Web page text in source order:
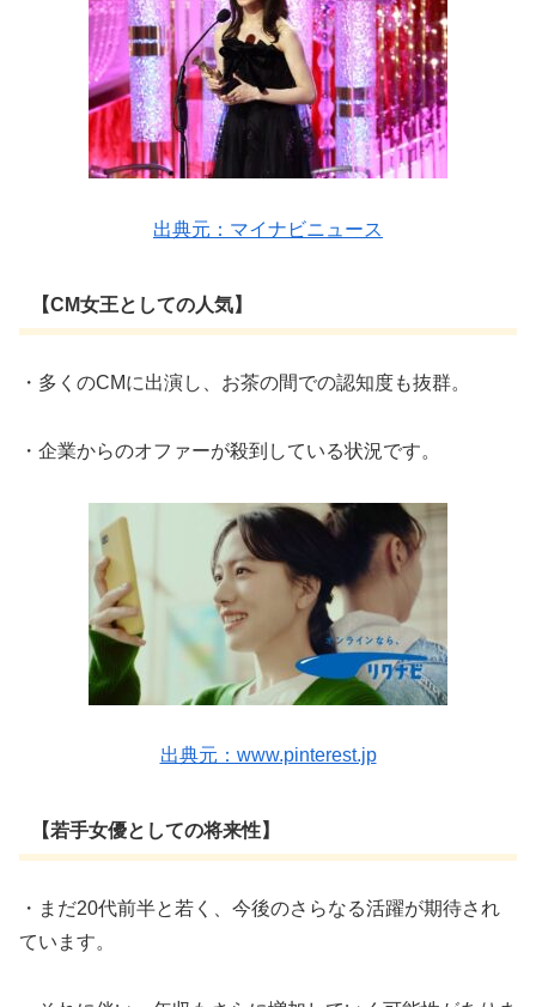
出典元：マイナビニュース
【CM女王としての人気】
・多くのCMに出演し、お茶の間での認知度も抜群。
・企業からのオファーが殺到している状況です。
出典元：www.pinterest.jp
【若手女優としての将来性】
・まだ20代前半と若く、今後のさらなる活躍が期待され
ています。